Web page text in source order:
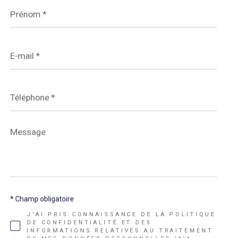
*
mail
*
*
Message
*
J'AI PRIS CONNAISSANCE DE LA POLITIQUE
DE CONFIDENTIALITÉ ET DES
INFORMATIONS RELATIVES AU TRAITEMENT
* Champ obligatoire